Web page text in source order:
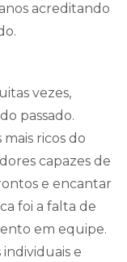
acreditando
vezes,
passado.
ricos do
capazes de
e encantar
foi a falta de
em equipe.
e